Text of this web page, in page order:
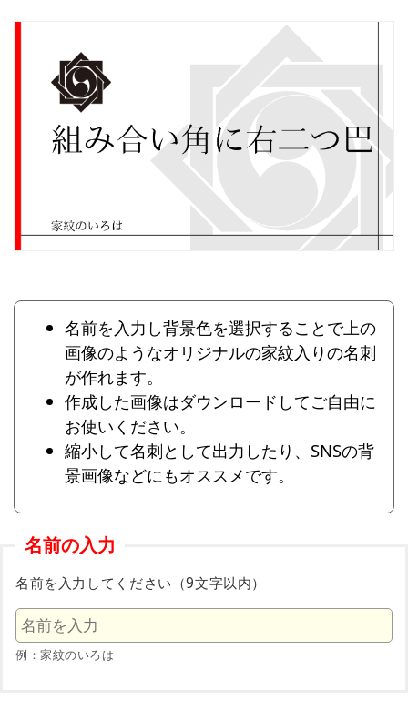
名前を入力し背景色を選択することで上の
画像のようなオリジナルの家紋入りの名刺
が作れます。
作成した画像はダウンロードしてご自由に
お使いください。
縮小して名刺として出力したり、SNSの背
景画像などにもオススメです。
名前の入力
名前を入力してください（9文字以内）
例：家紋のいろは